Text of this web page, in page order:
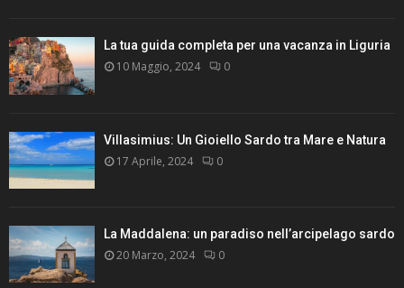
La tua guida completa per una vacanza in Liguria
10 Maggio, 2024 0
Villasimius: Un Gioiello Sardo tra Mare e Natura
17 Aprile, 2024 0
La Maddalena: un paradiso nell’arcipelago sardo
20 Marzo, 2024 0